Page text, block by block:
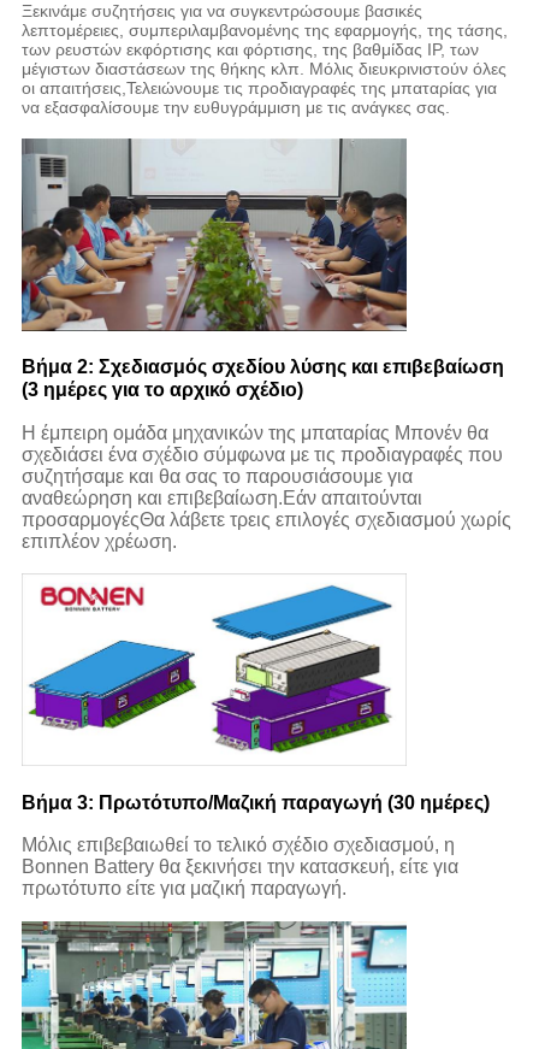
Ξεκινάμε συζητήσεις για να συγκεντρώσουμε βασικές
λεπτομέρειες, συμπεριλαμβανομένης της εφαρμογής, της τάσης,
των ρευστών εκφόρτισης και φόρτισης, της βαθμίδας IP, των
μέγιστων διαστάσεων της θήκης κλπ. Μόλις διευκρινιστούν όλες
οι απαιτήσεις,Τελειώνουμε τις προδιαγραφές της μπαταρίας για
να εξασφαλίσουμε την ευθυγράμμιση με τις ανάγκες σας.
Βήμα 2: Σχεδιασμός σχεδίου λύσης και επιβεβαίωση
(3 ημέρες για το αρχικό σχέδιο)
Η έμπειρη ομάδα μηχανικών της μπαταρίας Μπονέν θα
σχεδιάσει ένα σχέδιο σύμφωνα με τις προδιαγραφές που
συζητήσαμε και θα σας το παρουσιάσουμε για
αναθεώρηση και επιβεβαίωση.Εάν απαιτούνται
προσαρμογέςΘα λάβετε τρεις επιλογές σχεδιασμού χωρίς
επιπλέον χρέωση.
Βήμα 3: Πρωτότυπο/Μαζική παραγωγή (30 ημέρες)
Μόλις επιβεβαιωθεί το τελικό σχέδιο σχεδιασμού, η
Bonnen Battery θα ξεκινήσει την κατασκευή, είτε για
πρωτότυπο είτε για μαζική παραγωγή.